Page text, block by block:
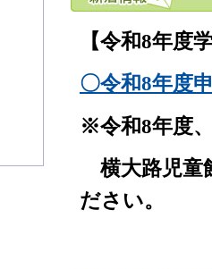
【令和8年度
〇令和8年度
※令和8年度
横大路児童
ださい。